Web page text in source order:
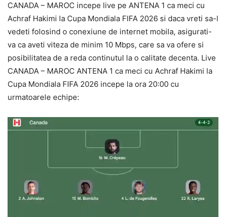
CANADA – MAROC incepe live pe ANTENA 1 ca meci cu
Achraf Hakimi la Cupa Mondiala FIFA 2026 si daca vreti sa-l
vedeti folosind o conexiune de internet mobila, asigurati-
va ca aveti viteza de minim 10 Mbps, care sa va ofere si
posibilitatea de a reda continutul la o calitate decenta. Live
CANADA – MAROC ANTENA 1 ca meci cu Achraf Hakimi la
Cupa Mondiala FIFA 2026 incepe la ora 20:00 cu
urmatoarele echipe: